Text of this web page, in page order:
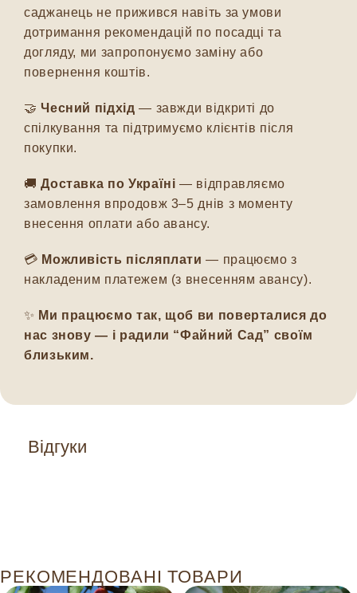
Відгуки
саджанець не прижився навіть за умови
дотримання рекомендацій по посадці та
догляду, ми запропонуємо заміну або
повернення коштів.
🤝Чесний підхід — завжди відкриті до
спілкування та підтримуємо клієнтів після
покупки.
🚚Доставка по Україні — відправляємо
замовлення впродовж 3–5 днів з моменту
внесення оплати або авансу.
💳 Можливість післяплати — працюємо з
накладеним платежем (з внесенням авансу).
✨ Ми працюємо так, щоб ви поверталися до
нас знову — і радили “Файний Сад” своїм
близьким.
РЕКОМЕНДОВАНІ ТОВАРИ